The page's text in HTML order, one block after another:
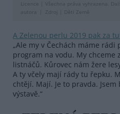
Licence |
Všechna práva vyhrazena.
autora
Zdroj | Děti Země
A Zelenou perlu 2019 pak za
„Ale my v Čechách máme
program na vodu. My chceme
listnáčů. Kůrovec nám žere
A ty včely mají rády tu řepku.
chtějí. Mají. Je to pravda.
výstavě.“